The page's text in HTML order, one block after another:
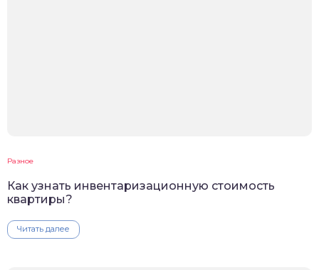
Разное
Как узнать инвентаризационную стоимость
квартиры?
Читать далее